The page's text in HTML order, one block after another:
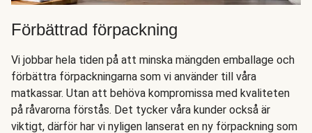
Förbättrad förpackning
Vi jobbar hela tiden på att minska mängden emballage och
förbättra förpackningarna som vi använder till våra
matkassar. Utan att behöva kompromissa med kvaliteten
på råvarorna förstås. Det tycker våra kunder också är
viktigt, därför har vi nyligen lanserat en ny förpackning som